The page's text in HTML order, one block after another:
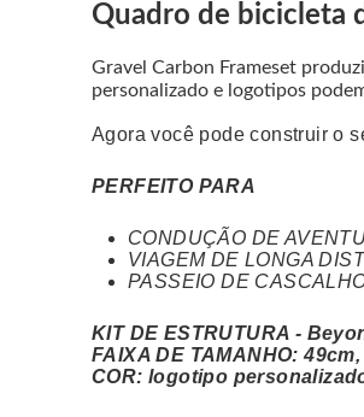
Quadro de bicicleta
Gravel Carbon Frameset
personalizado e logotipos
Agora você pode construir o
PERFEITO PARA
CONDUÇÃO DE
VIAGEM DE LONGA
PASSEIO DE
KIT DE ESTRUTURA -
FAIXA DE TAMANHO:
COR: logotipo